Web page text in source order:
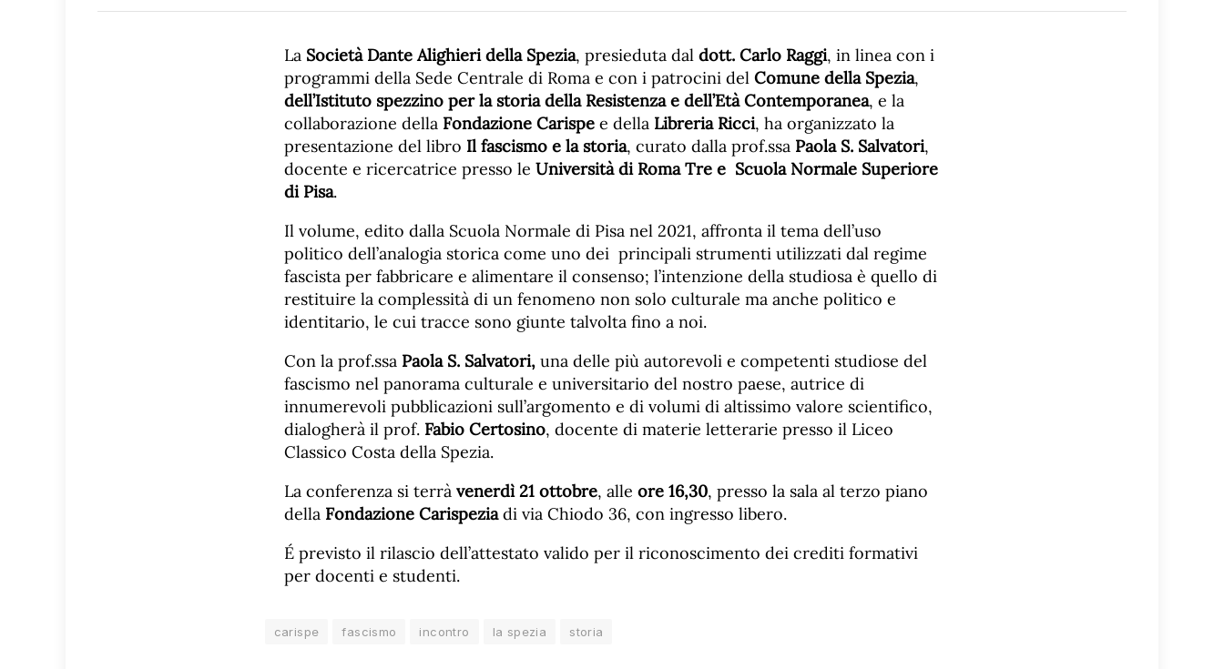
La Società Dante Alighieri della Spezia, presieduta dal dott. Carlo Raggi, in linea con i
programmi della Sede Centrale di Roma e con i patrocini del Comune della Spezia,
dell’Istituto spezzino per la storia della Resistenza e dell’Età Contemporanea, e la
collaborazione della Fondazione Carispe e della Libreria Ricci, ha organizzato la
presentazione del libro Il fascismo e la storia, curato dalla prof.ssa Paola S. Salvatori,
docente e ricercatrice presso le Università di Roma Tre e Scuola Normale Superiore
di Pisa.
Il volume, edito dalla Scuola Normale di Pisa nel 2021, affronta il tema dell’uso
politico dell’analogia storica come uno dei principali strumenti utilizzati dal regime
fascista per fabbricare e alimentare il consenso; l’intenzione della studiosa è quello di
restituire la complessità di un fenomeno non solo culturale ma anche politico e
identitario, le cui tracce sono giunte talvolta fino a noi.
Con la prof.ssa Paola S. Salvatori, una delle più autorevoli e competenti studiose del
fascismo nel panorama culturale e universitario del nostro paese, autrice di
innumerevoli pubblicazioni sull’argomento e di volumi di altissimo valore scientifico,
dialogherà il prof. Fabio Certosino, docente di materie letterarie presso il Liceo
Classico Costa della Spezia.
La conferenza si terrà venerdì 21 ottobre, alle ore 16,30, presso la sala al terzo piano
della Fondazione Carispeziadi via Chiodo 36, con ingresso libero.
É previsto il rilascio dell’attestato valido per il riconoscimento dei crediti formativi
per docenti e studenti.
carispe fascismo incontro la spezia storia